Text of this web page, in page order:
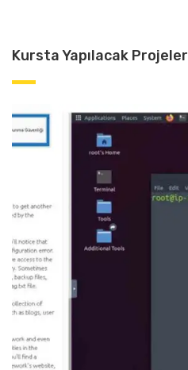
Kursta Yapılacak Projeler